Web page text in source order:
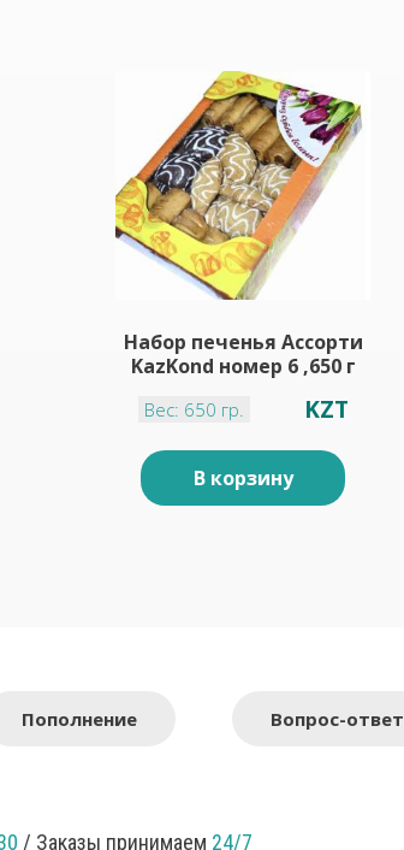
Набор печенья Ассорти
KazKond номер 6 ,650 г
Вес: 650 гр. KZT
В корзину
Пополнение Вопрос-ответ
/ Заказы принимаем 24/7